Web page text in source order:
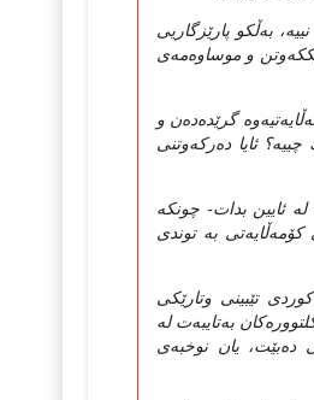
به‌ڵكو پارێزگاریی‌
و موساوه‌مه‌ی‌
گرێده‌ده‌ن و
ئایا ده‌ركه‌وتنی
ئایین بدات- چونكه‌
به‌ توندی‌
تێبینی وتارێكی
به‌تایبه‌ت له‌
ده‌بێت، یان نوخبه‌ی